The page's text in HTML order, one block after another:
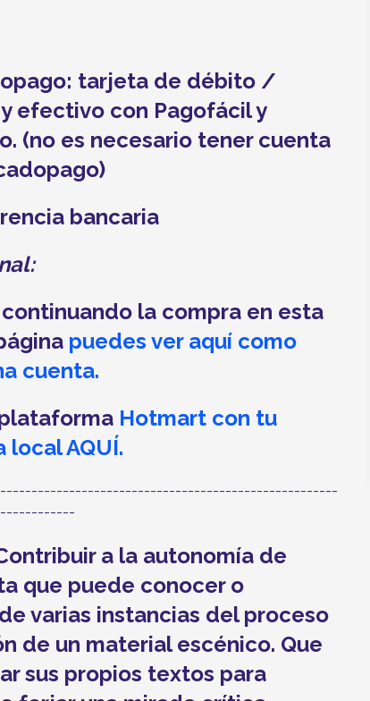
tarjeta de débito /
efectivo con Pagofácil y
(no es necesario tener cuenta
bancaria
la compra en esta
puedes ver aquí como
cuenta.
Hotmart con tu
local AQUÍ.
a la autonomía de
que puede conocer o
varias instancias del proceso
de un material escénico. Que
sus propios textos para